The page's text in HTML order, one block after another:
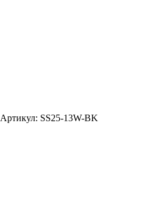
Артикул: SS25-13W-BK